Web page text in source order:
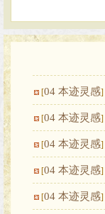
[04 本迹灵感]
[04 本迹灵感]
[04 本迹灵感]
[04 本迹灵感]
[04 本迹灵感]